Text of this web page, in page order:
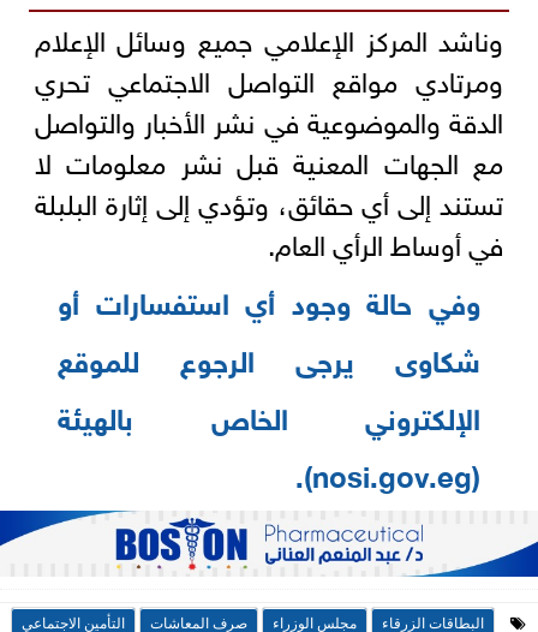
وناشد المركز الإعلامي جميع وسائل الإعلام
ومرتادي مواقع التواصل الاجتماعي تحري
الدقة والموضوعية في نشر الأخبار والتواصل
مع الجهات المعنية قبل نشر معلومات لا
تستند إلى أي حقائق، وتؤدي إلى إثارة البلبلة
في أوساط الرأي العام.
وفي حالة وجود أي استفسارات أو
شكاوى يرجى الرجوع للموقع
الإلكتروني الخاص بالهيئة
(nosi.gov.eg).
البطاقات الزرقاء مجلس الوزراء صرف المعاشات التأمين الاجتماعي